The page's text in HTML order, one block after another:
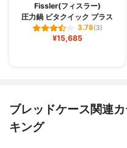
Fissler(フィスラー)
圧力鍋 ビタクイック プラス
3.78(3)
¥15,685
ブレッドケース関連
キング